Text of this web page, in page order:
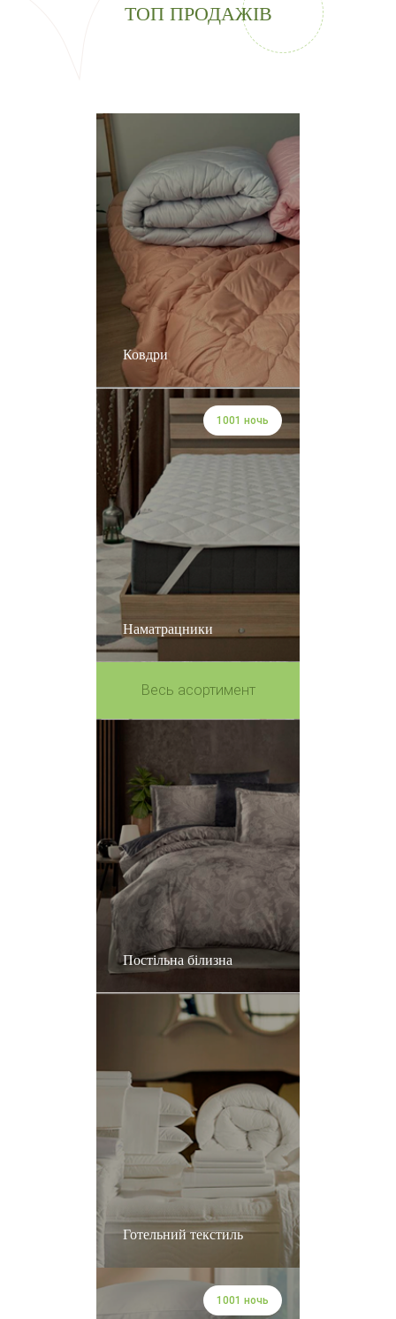
ТОП ПРОДАЖІВ
Ковдри
Наматрацники
1001 ночь
Весь асортимент
Постільна білизна
Готельний текстиль
1001 ночь